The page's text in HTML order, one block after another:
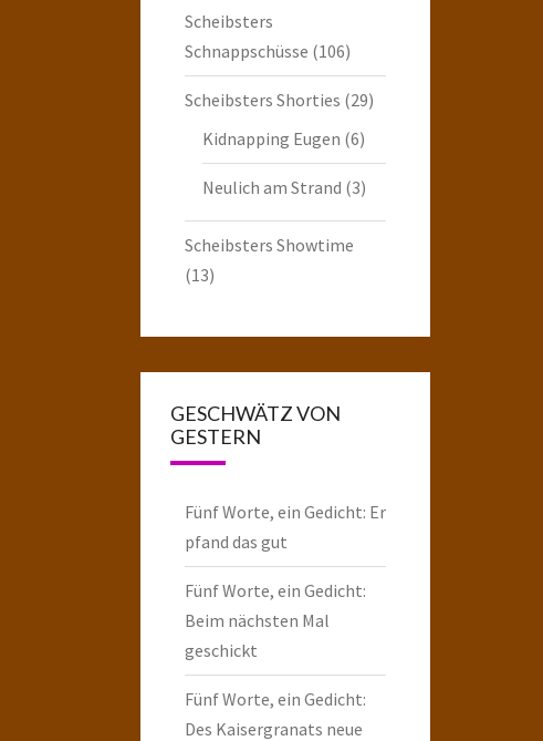
Scheibsters
Schnappschüsse (106)
Scheibsters Shorties (29)
Kidnapping Eugen (6)
Neulich am Strand (3)
Scheibsters Showtime
(13)
GESCHWÄTZ VON
GESTERN
Fünf Worte, ein Gedicht: Er
pfand das gut
Fünf Worte, ein Gedicht:
Beim nächsten Mal
geschickt
Fünf Worte, ein Gedicht:
Des Kaisergranats neue